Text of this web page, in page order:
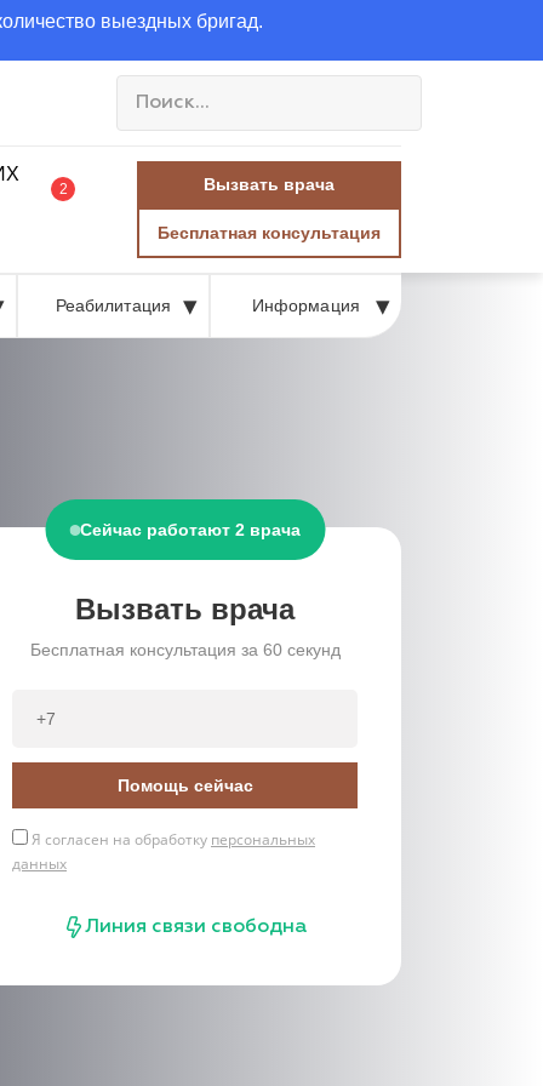
выездных бригад.
2 Вызвать врача
Бесплатная консультация
Реабилитация Информация
Сейчас работают 2 врача
Вызвать врача
Бесплатная консультация за 60 секунд
Помощь сейчас
Я согласен на обработку персональных
данных
Линия связи свободна